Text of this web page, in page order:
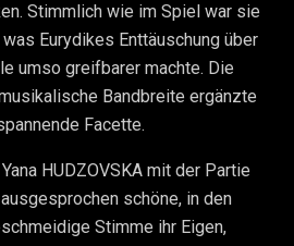
Stimmlich wie im Spiel war sie
Eurydikes Enttäuschung über
umso greifbarer machte. Die
Bandbreite ergänzte
Facette.
HUDZOVSKA mit der Partie
schöne, in den
Stimme ihr Eigen,